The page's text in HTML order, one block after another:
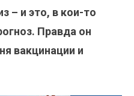
– и это, в кои-то
Правда он
вакцинации и